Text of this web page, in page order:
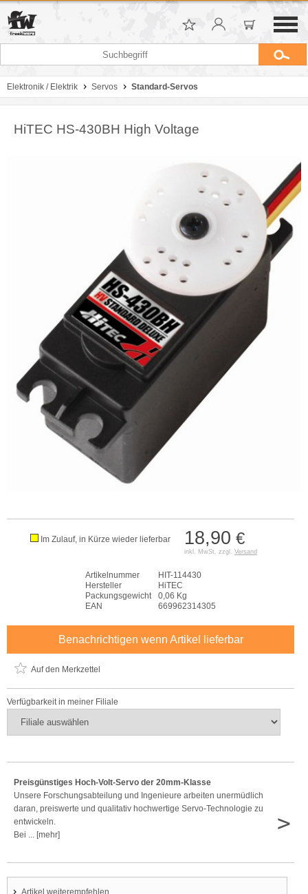
Elektronik / Elektrik Servos Standard-Servos
HiTEC HS-430BH High Voltage
18,90 €
inkl. MwSt. zzgl. Versand
Im Zulauf, in Kürze wieder lieferbar
Artikelnummer
HIT-114430
Hersteller
HiTEC
Packungsgewicht
0,06 Kg
EAN
669962314305
Benachrichtigen wenn Artikel lieferbar
Auf den Merkzettel
Verfügbarkeit in meiner Filiale
Preisgünstiges Hoch-Volt-Servo der 20mm-Klasse
Unsere Forschungsabteilung und Ingenieure arbeiten unermüdlich
daran, preiswerte und qualitativ hochwertige Servo-Technologie zu
entwickeln.
Bei ... [mehr]
>